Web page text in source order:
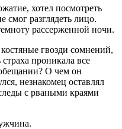
хотел посмотреть
смог разглядеть лицо.
рассерженной ночи.
гвозди сомнений,
проникала все
О чем он
незнакомец оставлял
с рваными краями